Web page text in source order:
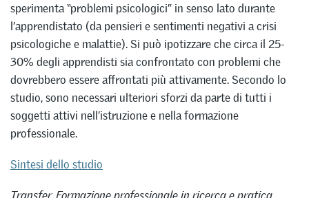
sperimenta “problemi psicologici” in senso lato durante
l’apprendistato (da pensieri e sentimenti negativi a crisi
psicologiche e malattie). Si può ipotizzare che circa il 25-
30% degli apprendisti sia confrontato con problemi che
dovrebbero essere affrontati più attivamente. Secondo lo
studio, sono necessari ulteriori sforzi da parte di tutti i
soggetti attivi nell’istruzione e nella formazione
professionale.
Sintesi dello studio